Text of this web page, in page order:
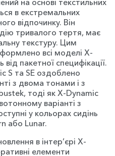
на основі текстильних
в екстремальних
відпочинку. Він
тривалого тертя, має
текстуру. Цим
всі моделі X-
пакетної специфікації.
S та SE оздоблено
з двома тонами і з
тоді як X-Dynamic
варіанті з
у кольорах сидінь
або Lunar.
в інтер’єрі X-
елементи